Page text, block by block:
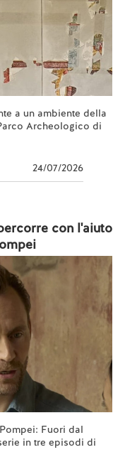
a un ambiente della
Archeologico di
24/07/2026
con l'aiuto
Fuori dal
in tre episodi di